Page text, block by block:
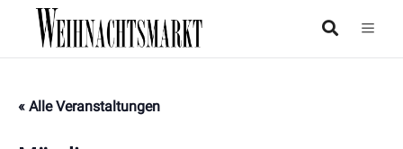
« Alle Veranstaltungen